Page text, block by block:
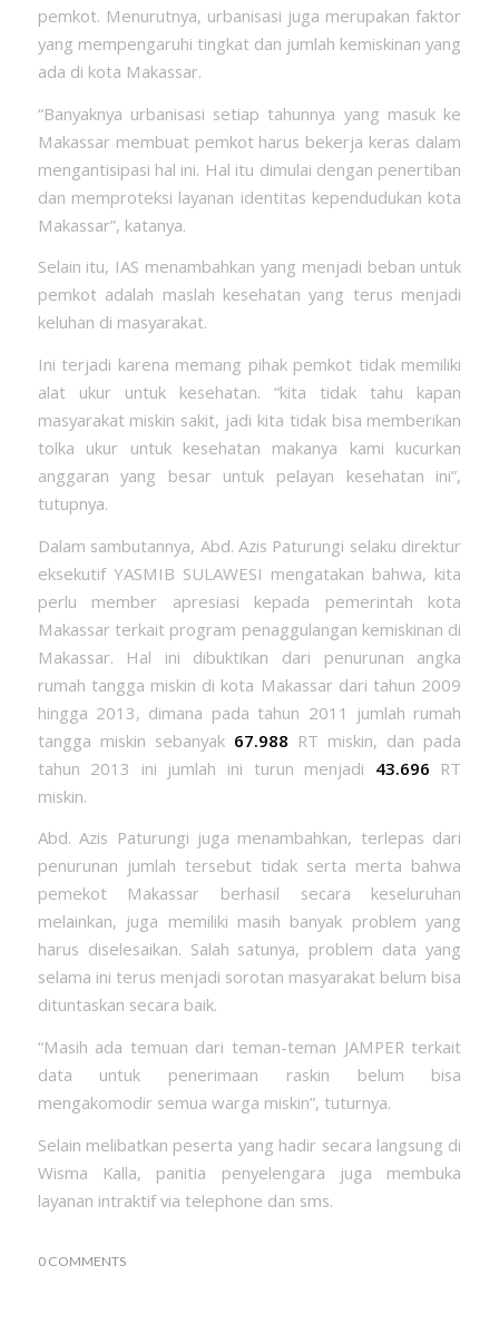
pemkot. Menurutnya, urbanisasi juga merupakan faktor
yang mempengaruhi tingkat dan jumlah kemiskinan yang
ada di kota Makassar.
“Banyaknya urbanisasi setiap tahunnya yang masuk ke
Makassar membuat pemkot harus bekerja keras dalam
mengantisipasi hal ini. Hal itu dimulai dengan penertiban
dan memproteksi layanan identitas kependudukan kota
Makassar”, katanya.
Selain itu, IAS menambahkan yang menjadi beban untuk
pemkot adalah maslah kesehatan yang terus menjadi
keluhan di masyarakat.
Ini terjadi karena memang pihak pemkot tidak memiliki
alat ukur untuk kesehatan. “kita tidak tahu kapan
masyarakat miskin sakit, jadi kita tidak bisa memberikan
tolka ukur untuk kesehatan makanya kami kucurkan
anggaran yang besar untuk pelayan kesehatan ini”,
tutupnya.
Dalam sambutannya, Abd. Azis Paturungi selaku direktur
eksekutif YASMIB SULAWESI mengatakan bahwa, kita
perlu member apresiasi kepada pemerintah kota
Makassar terkait program penaggulangan kemiskinan di
Makassar. Hal ini dibuktikan dari penurunan angka
rumah tangga miskin di kota Makassar dari tahun 2009
hingga 2013, dimana pada tahun 2011 jumlah rumah
tangga miskin sebanyak 67.988 RT miskin, dan pada
tahun 2013 ini jumlah ini turun menjadi 43.696 RT
miskin.
Abd. Azis Paturungi juga menambahkan, terlepas dari
penurunan jumlah tersebut tidak serta merta bahwa
pemekot Makassar berhasil secara keseluruhan
melainkan, juga memiliki masih banyak problem yang
harus diselesaikan. Salah satunya, problem data yang
selama ini terus menjadi sorotan masyarakat belum bisa
dituntaskan secara baik.
“Masih ada temuan dari teman-teman JAMPER terkait
data untuk penerimaan raskin belum bisa
mengakomodir semua warga miskin”, tuturnya.
Selain melibatkan peserta yang hadir secara langsung di
Wisma Kalla, panitia penyelengara juga membuka
layanan intraktif via telephone dan sms.
0 COMMENTS